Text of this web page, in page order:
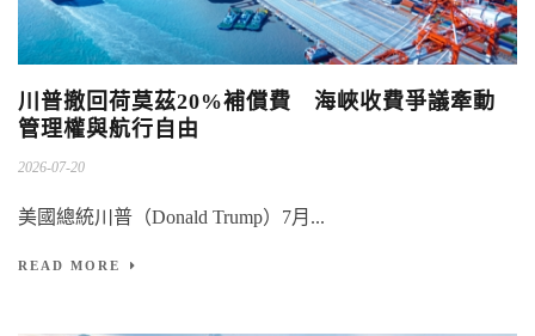
川普撤回荷莫茲20%補償費 海峽收費爭議牽動
管理權與航行自由
2026-07-20
美國總統川普（Donald Trump）7月...
READ MORE